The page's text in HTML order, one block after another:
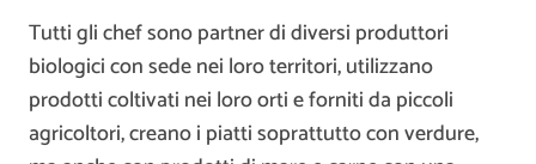
Tutti gli chef sono partner di diversi produttori
biologici con sede nei loro territori, utilizzano
prodotti coltivati nei loro orti e forniti da piccoli
agricoltori, creano i piatti soprattutto con verdure,